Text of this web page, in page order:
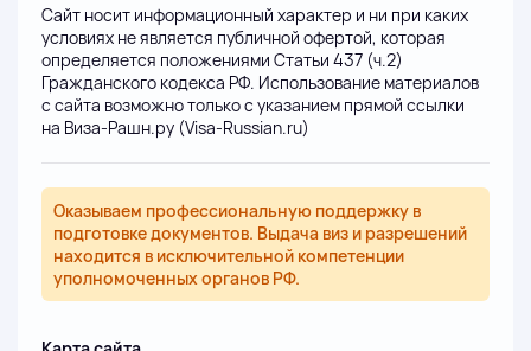
Сайт носит информационный характер и ни при каких
условиях не является публичной офертой, которая
определяется положениями Статьи 437 (ч.2)
Гражданского кодекса РФ. Использование материалов
с сайта возможно только с указанием прямой ссылки
на Виза-Рашн.ру (Visa-Russian.ru)
Оказываем профессиональную поддержку в
подготовке документов. Выдача виз и разрешений
находится в исключительной компетенции
уполномоченных органов РФ.